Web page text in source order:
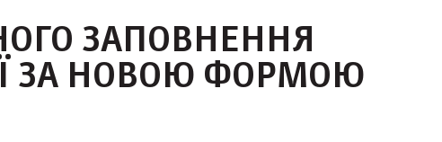
ЗАПОВНЕННЯ
ЗА НОВОЮ ФОРМОЮ